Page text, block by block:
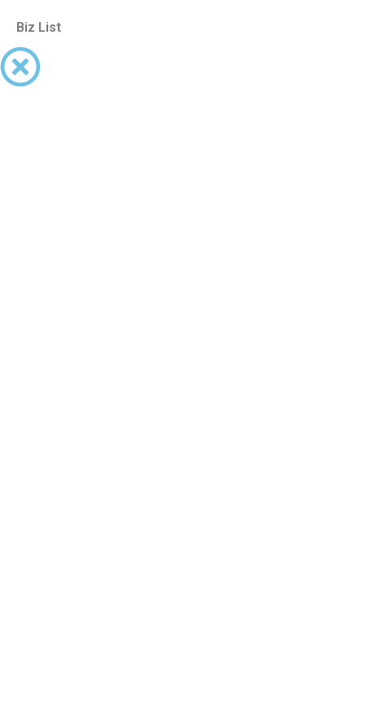
Biz List